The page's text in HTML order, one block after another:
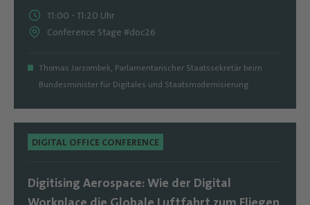
11:00 - 11:20 Uhr
Conference Stage #doc26
Thomas Jarzombek, Parlamentarischer Staatssekretär beim
Bundesminister für Digitales und Staatsmodernisierung
DIGITAL OFFICE CONFERENCE
Digitising Aerospace: Wie der Digital